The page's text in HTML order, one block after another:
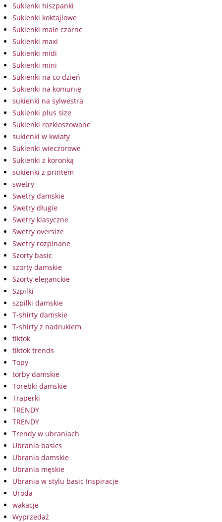
Sukienki hiszpanki
Sukienki koktajlowe
Sukienki małe czarne
Sukienki maxi
Sukienki midi
Sukienki mini
Sukienki na co dzień
Sukienki na komunię
sukienki na sylwestra
Sukienki plus size
Sukienki rozkloszowane
sukienki w kwiaty
Sukienki wieczorowe
Sukienki z koronką
sukienki z printem
swetry
Swetry damskie
Swetry długie
Swetry klasyczne
Swetry oversize
Swetry rozpinane
Szorty basic
szorty damskie
Szorty eleganckie
Szpilki
szpilki damskie
T-shirty damskie
T-shirty z nadrukiem
tiktok
tiktok trends
Topy
torby damskie
Torebki damskie
Traperki
TRENDY
TRENDY
Trendy w ubraniach
Ubrania basics
Ubrania damskie
Ubrania męskie
Ubrania w stylu basic Inspiracje
Uroda
wakacje
Wyprzedaż